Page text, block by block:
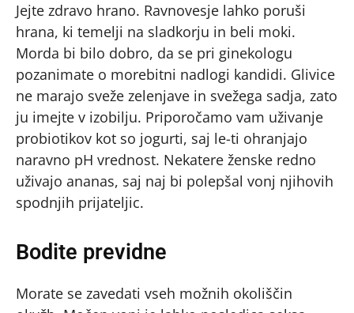
Jejte zdravo hrano. Ravnovesje lahko poruši
hrana, ki temelji na sladkorju in beli moki.
Morda bi bilo dobro, da se pri ginekologu
pozanimate o morebitni nadlogi kandidi. Glivice
ne marajo sveže zelenjave in svežega sadja, zato
ju imejte v izobilju. Priporočamo vam uživanje
probiotikov kot so jogurti, saj le-ti ohranjajo
naravno pH vrednost. Nekatere ženske redno
uživajo ananas, saj naj bi polepšal vonj njihovih
spodnjih prijateljic.
Bodite previdne
Morate se zavedati vseh možnih okoliščin